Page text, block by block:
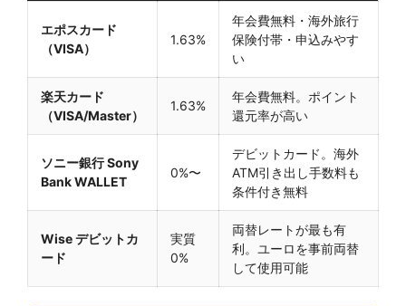
エポスカード
（VISA）
1.63%
年会費無料・海外旅行
保険付帯・申込みやす
い
楽天カード
（VISA/Master）
1.63%
年会費無料。ポイント
還元率が高い
ソニー銀行 Sony
Bank WALLET
0%〜
デビットカード。海外
ATM引き出し手数料も
条件付き無料
Wise デビットカ
ード
実質
0%
両替レートが最も有
利。ユーロを事前両替
して使用可能